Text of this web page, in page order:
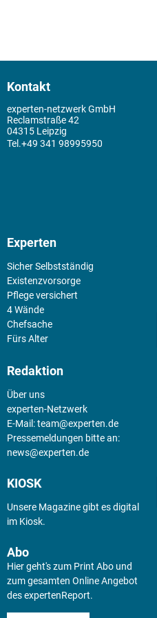
Kontakt
experten-netzwerk GmbH
Reclamstraße 42
04315 Leipzig
+49 341 98995950
Experten
Sicher Selbstständig
Existenz­vorsorge
Pflege versichert
4 Wände
Chefsache
Fürs Alter
Redaktion
Über uns
experten-Netzwerk
E-Mail:team@experten.de
Pressemeldungen bitte an:
news@experten.de
KIOSK
Unsere Magazine gibt es digital
im Kiosk.
Abo
Hier geht's zum Print Abo und
zum gesamten Online Angebot
des expertenReport.